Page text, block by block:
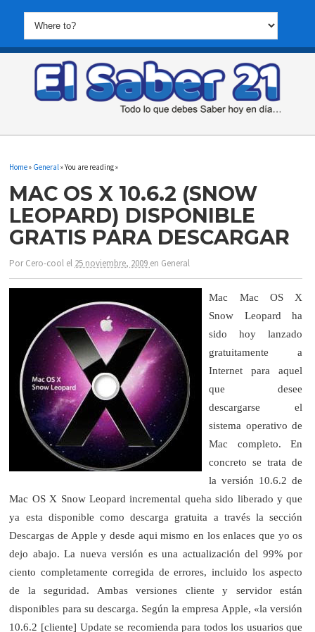
Home» General » You are reading »
MAC OS X 10.6.2 (SNOW
LEOPARD) DISPONIBLE
GRATIS PARA DESCARGAR
PorCero-cool el 25 noviembre, 2009 en General
Mac Mac OS X
Snow Leopard ha
sido hoy lanzado
gratuitamente a
Internet para aquel
que desee
descargarse el
sistema operativo de
Mac completo. En
concreto se trata de
la versión 10.6.2 de
Mac OS X Snow Leopard incremental queha sido liberado y que
ya esta disponible como descarga gratuita a través la sección
Descargas de Apple y desde aqui mismo en los enlaces que yo os
dejo abajo. La nueva versión es una actualización del 99% por
ciento completamente corregida de errores, incluido los aspecto
de la seguridad. Ambas versiones cliente y servidor están
disponibles para su descarga. Según la empresa Apple, «la versión
10.6.2 [cliente] Update se recomienda para todos los usuarios que